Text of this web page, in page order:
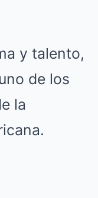
y talento,
de los
la